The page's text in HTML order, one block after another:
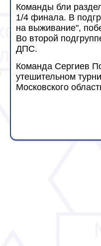
Команды бли
1/4 финала. В
на выживание",
Во второй
ДПС.
Команда Сергиев
утешительном
Московского